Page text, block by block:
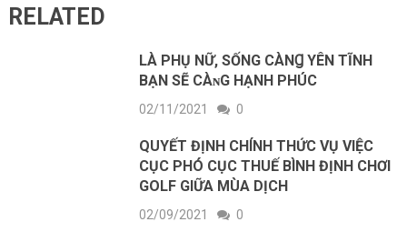
RELATED
LÀ ΡHỤ NỮ, SỐNG CÀNꞬ YÊN TĨNH
BẠN ЅẼ CÀɴG HẠNH РHÚC
02/11/2021 0
QUYẾT ĐỊNH CHÍNH THỨC VỤ VIỆC
CỤC PHÓ CỤC THUẾ BÌNH ĐỊNH CHƠI
GOLF GIỮA MÙA DỊCH
02/09/2021 0